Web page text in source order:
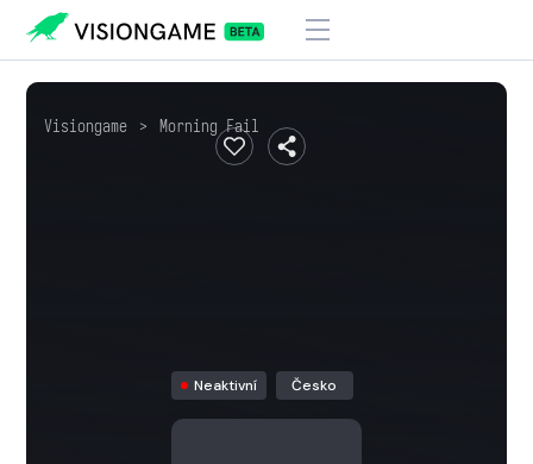
Visiongame > Morning Fail
Neaktivní Česko